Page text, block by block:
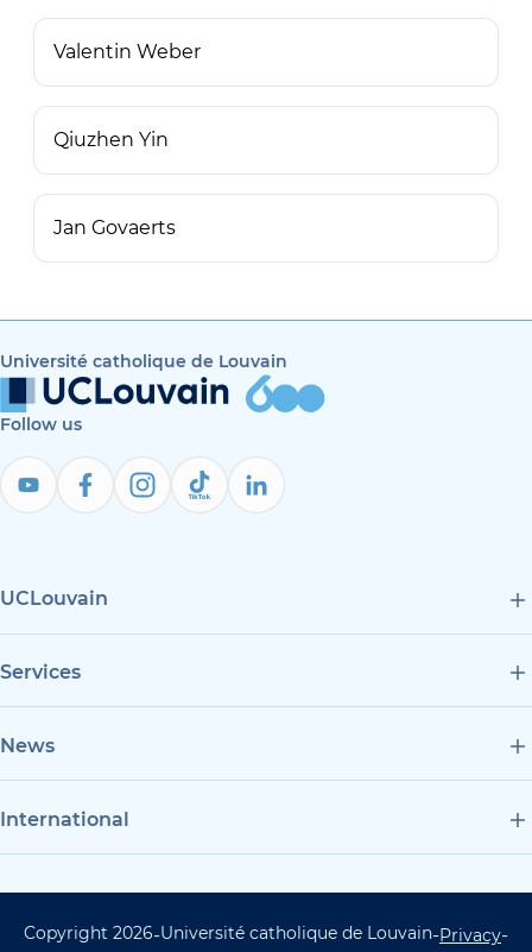
Valentin Weber
Qiuzhen Yin
Jan Govaerts
Université catholique de Louvain
Follow us
UCLouvain
Services
News
International
Copyright 2026-Université catholique de Louvain-Privacy-